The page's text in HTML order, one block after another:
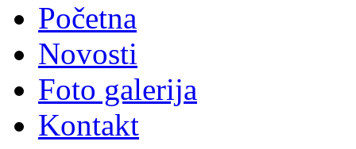
Početna
Novosti
Foto galerija
Kontakt